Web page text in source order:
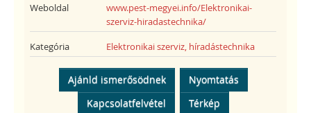
Weboldal
www.pest-megyei.info/Elektronikai-
szerviz-hiradastechnika/
Kategória Elektronikai szerviz, híradástechnika
Ajánld ismerősödnek
Nyomtatás
Kapcsolatfelvétel
Térkép